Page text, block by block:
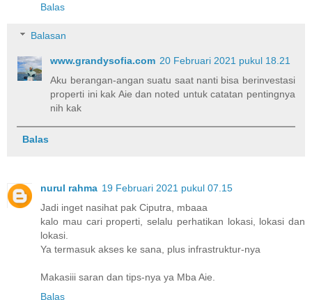
Balas
Balasan
www.grandysofia.com 20 Februari 2021 pukul 18.21
Aku berangan-angan suatu saat nanti bisa berinvestasi
properti ini kak Aie dan noted untuk catatan pentingnya
nih kak
Balas
nurul rahma 19 Februari 2021 pukul 07.15
Jadi inget nasihat pak Ciputra, mbaaa
kalo mau cari properti, selalu perhatikan lokasi, lokasi dan
lokasi.
Ya termasuk akses ke sana, plus infrastruktur-nya
Makasiii saran dan tips-nya ya Mba Aie.
Balas